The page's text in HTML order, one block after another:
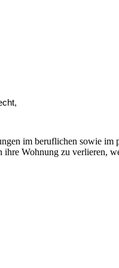
im beruflichen sowie im
Wohnung zu verlieren,